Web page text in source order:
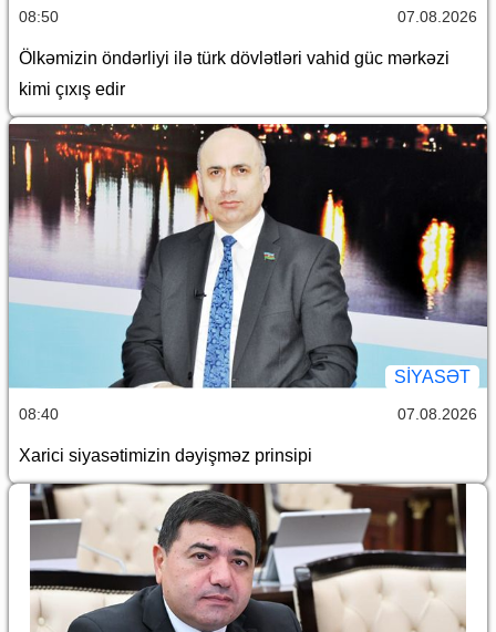
08:50 07.08.2026
Ölkəmizin öndərliyi ilə türk dövlətləri vahid güc mərkəzi
kimi çıxış edir
SİYASƏT
08:40 07.08.2026
Xarici siyasətimizin dəyişməz prinsipi